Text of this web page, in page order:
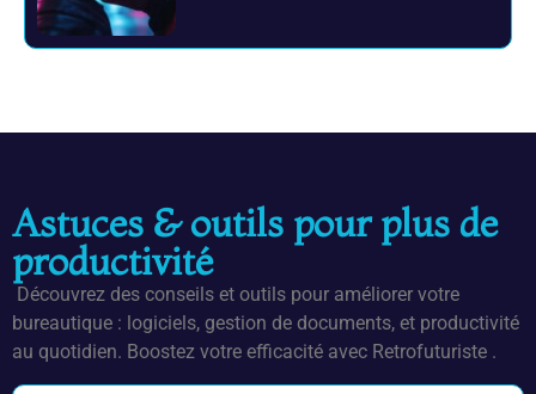
Astuces & outils pour plus de
productivité
Découvrez des conseils et outils pour améliorer votre
bureautique : logiciels, gestion de documents, et productivité
au quotidien. Boostez votre efficacité avec Retrofuturiste .